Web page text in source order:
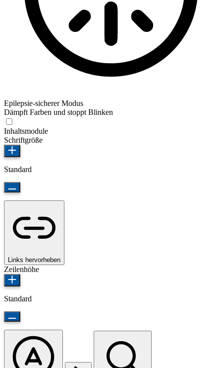
Epilepsie-sicherer Modus
Dämpft Farben und stoppt Blinken
Inhaltsmodule
Schriftgröße
Standard
Links hervorheben
Zeilenhöhe
Standard